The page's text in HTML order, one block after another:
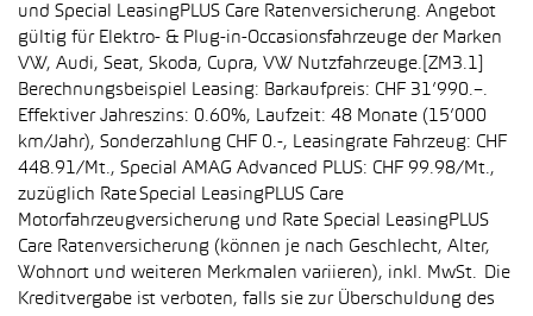
und Special LeasingPLUS Care Ratenversicherung. Angebot
gültig für Elektro- & Plug-in-Occasionsfahrzeuge der Marken
VW, Audi, Seat, Skoda, Cupra, VW Nutzfahrzeuge.[ZM3.1]
Berechnungsbeispiel Leasing: Barkaufpreis: CHF 31’990.–.
Effektiver Jahreszins: 0.60%, Laufzeit: 48 Monate (15’000
km/Jahr), Sonderzahlung CHF 0.-, Leasingrate Fahrzeug: CHF
448.91/Mt., Special AMAG Advanced PLUS: CHF 99.98/Mt.,
zuzüglich Rate Special LeasingPLUS Care
Motorfahrzeugversicherung und Rate Special LeasingPLUS
Care Ratenversicherung (können je nach Geschlecht, Alter,
Wohnort und weiteren Merkmalen variieren), inkl. MwSt. Die
Kreditvergabe ist verboten, falls sie zur Überschuldung des